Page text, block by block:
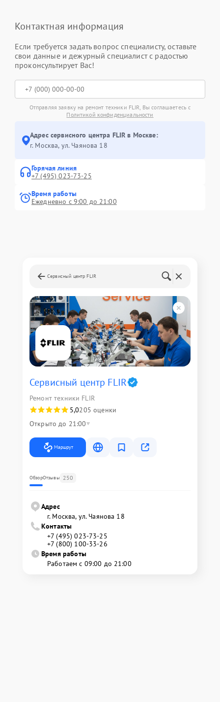
Контактная информация
Если требуется задать вопрос специалисту, оставьте
свои данные и дежурный специалист с радостью
проконсультирует Вас!
Отправляя заявку на ремонт техники FLIR, Вы соглашаетесь с
Политикой конфиденциальности
Адрес сервисного центра FLIR в Москве:
г. Москва, ул. Чаянова 18
Горячая линия
+7 (495) 023-73-25
Время работы
Ежедневно с 9:00 до 21:00
Сервисный центр FLIR
Сервисный центр FLIR
Ремонт техники FLIR
5,0205 оценки
Открыто до 21:00
Маршрут
ОбзорОтзывы 250
Адрес
г. Москва, ул. Чаянова 18
Контакты
+7 (495) 023-73-25
+7 (800) 100-33-26
Время работы
Работаем с 09:00 до 21:00